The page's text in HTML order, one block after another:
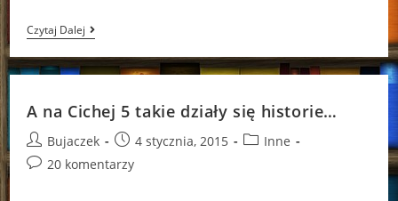
Czytaj DalejW
Jedną
Noc
A na Cichej 5 takie działy się historie…
Post
author:
Bujaczek
Post
published:
4 stycznia, 2015
PostInne
Post20 komentarzy